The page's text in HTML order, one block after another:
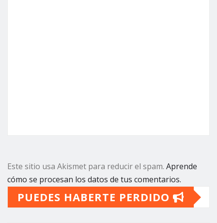
Este sitio usa Akismet para reducir el spam. Aprende
cómo se procesan los datos de tus comentarios.
PUEDES HABERTE PERDIDO